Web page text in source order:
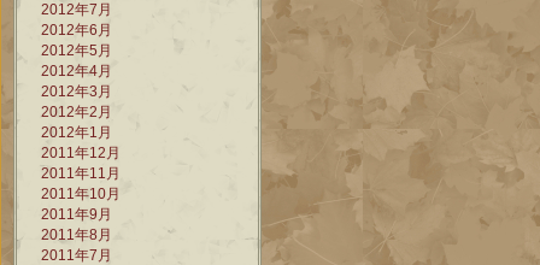
2012年7月
2012年6月
2012年5月
2012年4月
2012年3月
2012年2月
2012年1月
2011年12月
2011年11月
2011年10月
2011年9月
2011年8月
2011年7月